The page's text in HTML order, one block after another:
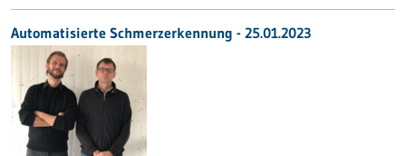
Automatisierte Schmerzerkennung - 25.01.2023